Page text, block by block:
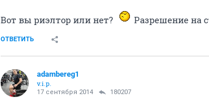
Вот вы риэлтор или нет? Разрешение на
ОТВЕТИТЬ
adambereg1
v.i.p.
17 сентября 2014 180207